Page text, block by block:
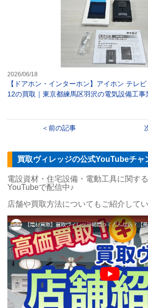
2026/06/18
【ドアホン・インターホン】アイホン テレ
12の買取｜東京都練馬区羽沢の電気設備工事
前の記事
買取ヴィレッジの公式YouTubeチャ
電設資材・住宅設備・電動工具に関す
YouTubeで配信中♪
店舗や買取方法についてもご紹介してい